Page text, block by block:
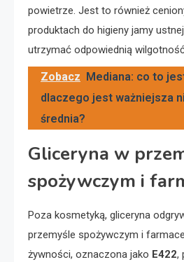
powietrze. Jest to również
produktach do higieny jamy
utrzymać odpowiednią
Zobacz
Mediana: co to
dlaczego jest ważniejsza
średnia?
Gliceryna w
spożywczym i
Poza kosmetyką, gliceryna
przemyśle spożywczym i
żywności, oznaczona jako E422,